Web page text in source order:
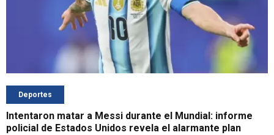
Deportes
Intentaron matar a Messi durante el Mundial: informe
policial de Estados Unidos revela el alarmante plan